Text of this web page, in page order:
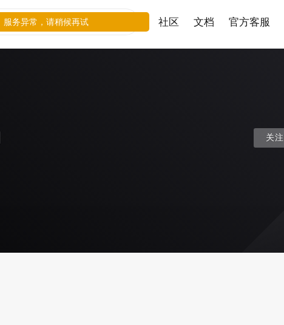
社区 文档 官方客服
关注
服务异常，请稍候再试